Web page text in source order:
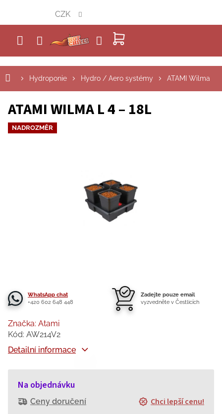
obsah
NÁKUPNÍ
KOŠÍK
CZK
Hydroponie Hydro / Aero systémy ATAMI Wilma
ATAMI WILMA L 4 – 18L
NADROZMĚR
WhatsApp chat
+420 602 648 448
Zadejte pouze email
vyzvedněte v Čestlicích
Na objednávku
Ceny doručení Chci lepší cenu!
Detailní informace
Značka: Atami
Kód: AW214V2